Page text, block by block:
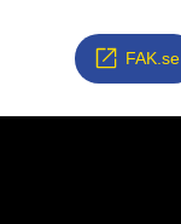
FAK.se